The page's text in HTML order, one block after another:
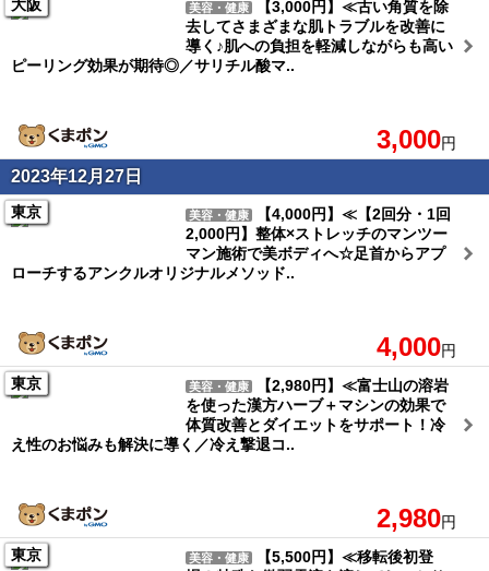
大阪 美容・健康
【3,000円】≪古い角質を除
去してさまざまな肌トラブルを改善に
導く♪肌への負担を軽減しながらも高い
ピーリング効果が期待◎／サリチル酸マ..
3,000円
2023年12月27日
東京 美容・健康
【4,000円】≪【2回分・1回
2,000円】整体×ストレッチのマンツー
マン施術で美ボディへ☆足首からアプ
ローチするアンクルオリジナルメソッド..
4,000円
東京
美容・健康
【2,980円】≪富士山の溶岩
を使った漢方ハーブ＋マシンの効果で
体質改善とダイエットをサポート！冷
え性のお悩みも解決に導く／冷え撃退コ..
2,980円
東京
美容・健康
【5,500円】≪移転後初登